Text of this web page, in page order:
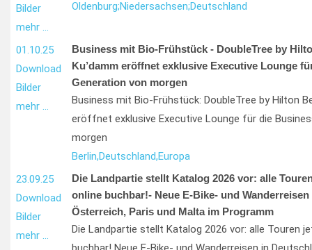
Bilder
mehr …
Oldenburg;Niedersachsen;Deutschland
01.10.25
Download
Bilder
mehr …
Business mit Bio-Frühstück - DoubleTree by
Ku’damm eröffnet exklusive Executive Lounge
Generation von morgen
Business mit Bio-Frühstück: DoubleTree by Hilton
eröffnet exklusive Executive Lounge für die
morgen
Berlin,Deutschland,Europa
23.09.25
Download
Bilder
mehr …
Die Landpartie stellt Katalog 2026 vor: alle
online buchbar!- Neue E-Bike- und
Österreich, Paris und Malta im Programm
Die Landpartie stellt Katalog 2026 vor: alle Touren